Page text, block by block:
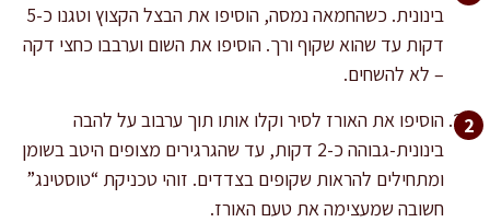
בינונית. כשהחמאה נמסה, הוסיפו את הבצל הקצוץ וטגנו כ-5
דקות עד שהוא שקוף ורך. הוסיפו את השום וערבבו כחצי דקה
– לא להשחים.
הוסיפו את האורז לסיר וקלו אותו תוך ערבוב על להבה
בינונית-גבוהה כ-2 דקות, עד שהגרגירים מצופים היטב בשומן
ומתחילים להראות שקופים בצדדים. זוהי טכניקת “טוסטינג”
חשובה שמעצימה את טעם האורז.